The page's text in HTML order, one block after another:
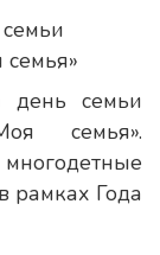
семьи
семья».
рамках Года